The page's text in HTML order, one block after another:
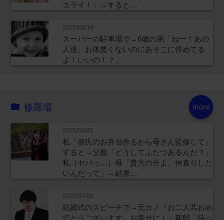
エライ！」→すると…
2025/08/19
スーパーの駐車場で→6歳の弟「ねー！あの
人達、お体悪くないのにあそこに停めてる
よ！いいの！？」
more
修羅場
2025/08/31
私「彼氏のお弁当作るから母さん監修して」
すると→父親「どうしてふたつあるんだ？」
私（ヤバっ…）母「貴方の分よ。仲直りした
いんだって」→結果…
2025/07/03
結婚式のスピーチで→元カノ『お二人共おめ
でとうございます。お幸せに！』新郎「待っ